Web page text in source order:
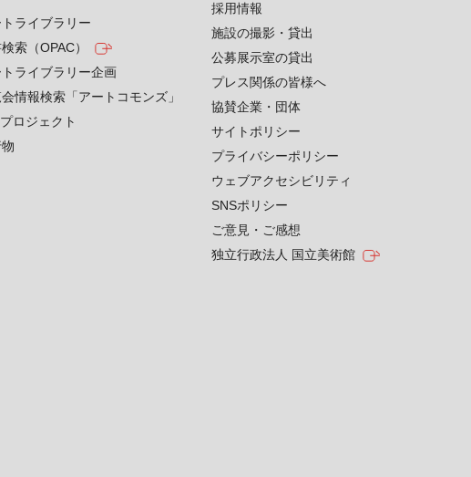
ライブラリー
索（OPAC）
ライブラリー企画
情報検索「アートコモンズ」
ロジェクト
採用情報
施設の撮影・貸出
公募展示室の貸出
プレス関係の皆様へ
協賛企業・団体
サイトポリシー
プライバシーポリシー
ウェブアクセシビリティ
SNSポリシー
ご意見・ご感想
独立行政法人 国立美術館